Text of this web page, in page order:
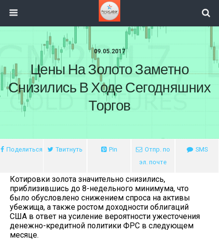
09.05.2017
Цены На Золото Заметно
Снизились В Ходе Сегодняшних
Торгов
Поделиться Твитнуть Pin
Отпр. по
эл. почте
SMS
Котировки золота значительно снизились,
приблизившись до 8-недельного минимума, что
было обусловлено снижением спроса на активы
убежища, а также ростом доходности облигаций
США в ответ на усиление вероятности ужесточения
денежно-кредитной политики ФРС в следующем
месяце.